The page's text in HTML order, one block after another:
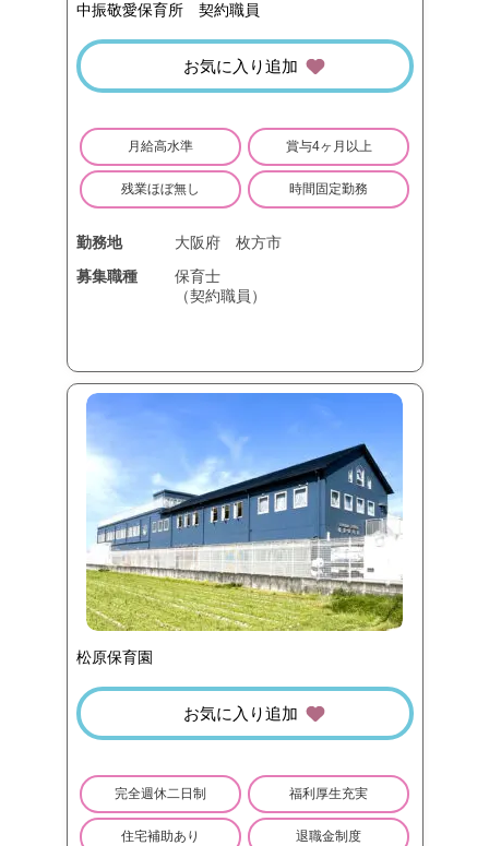
中振敬愛保育所 契約職員
お気に入り追加
月給高水準 賞与4ヶ月以上
残業ほぼ無し 時間固定勤務
勤務地 大阪府
枚方市
募集職種
保育士
（契約職員）
松原保育園
お気に入り追加
完全週休二日制 福利厚生充実
住宅補助あり 退職金制度